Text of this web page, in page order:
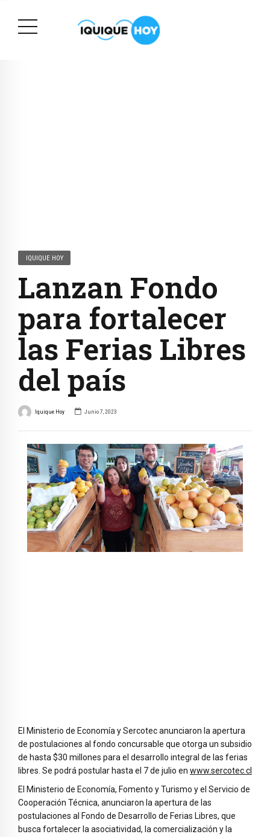
IQUIQUE HOY
Lanzan Fondo
para fortalecer
las Ferias Libres
del país
Iquique Hoy Junio 7, 2023
El Ministerio de Economía y Sercotec anunciaron la apertura
de postulaciones al fondo concursable que otorga un subsidio
de hasta $30 millones para el desarrollo integral de las ferias
libres. Se podrá postular hasta el 7 de julio en www.sercotec.cl
El Ministerio de Economía, Fomento y Turismo y el Servicio de
Cooperación Técnica, anunciaron la apertura de las
postulaciones al Fondo de Desarrollo de Ferias Libres, que
busca fortalecer la asociatividad, la comercialización y la